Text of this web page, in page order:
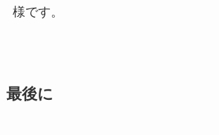
様です。
最後に